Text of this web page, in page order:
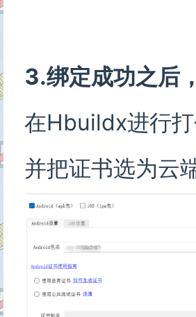
3.绑定成功之后，
在Hbuildx进行打
并把证书选为云